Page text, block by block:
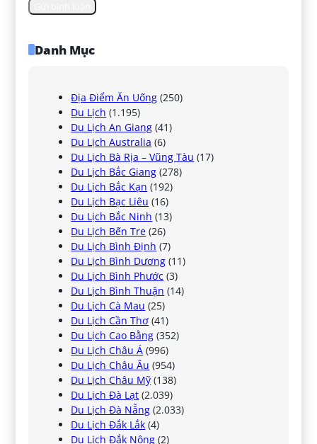
Danh Mục
Địa Điểm Ăn Uống (250)
Du Lịch (1.195)
Du Lịch An Giang (41)
Du Lịch Australia (6)
Du Lịch Bà Rịa – Vũng Tàu (17)
Du Lịch Bắc Giang (278)
Du Lịch Bắc Kạn (192)
Du Lịch Bạc Liêu (16)
Du Lịch Bắc Ninh (13)
Du Lịch Bến Tre (26)
Du Lịch Bình Định (7)
Du Lịch Bình Dương (11)
Du Lịch Bình Phước (3)
Du Lịch Bình Thuận (14)
Du Lịch Cà Mau (25)
Du Lịch Cần Thơ (41)
Du Lịch Cao Bằng (352)
Du Lịch Châu Á (996)
Du Lịch Châu Âu (954)
Du Lịch Châu Mỹ (138)
Du Lịch Đà Lạt (2.039)
Du Lịch Đà Nẵng (2.033)
Du Lịch Đắk Lắk (4)
Du Lịch Đắk Nông (2)